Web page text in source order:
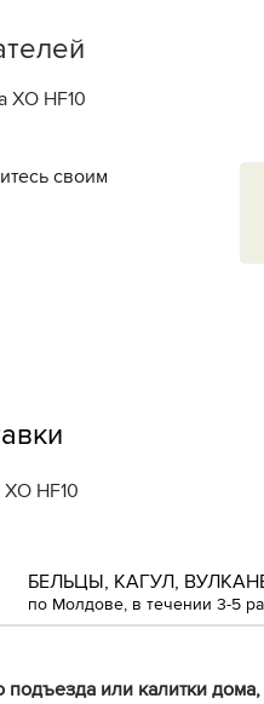
XO HF10
своим
HF10
БЕЛЬЦЫ, КАГУЛ,
по Молдове, в течении 3-5
подъезда или калитки